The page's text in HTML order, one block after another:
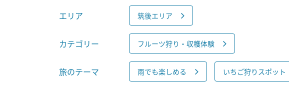
エリア 筑後エリア
カテゴリー フルーツ狩り・収穫体験
旅のテーマ 雨でも楽しめる いちご狩りスポット